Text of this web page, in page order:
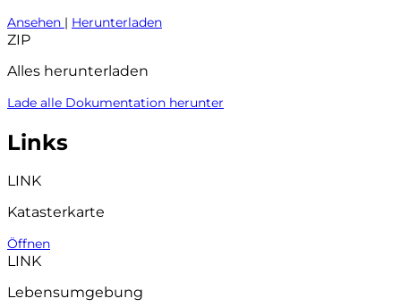
Ansehen | Herunterladen
ZIP
Alles herunterladen
Lade alle Dokumentation herunter
Links
LINK
Katasterkarte
Öffnen
LINK
Lebensumgebung